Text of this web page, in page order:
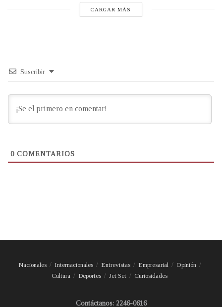
CARGAR MÁS
Suscribir
0 COMENTARIOS
Nacionales Internacionales Entrevistas Empresarial
Opinión
Cultura
Deportes Jet Set Curiosidades
Contáctanos: 2246-0616